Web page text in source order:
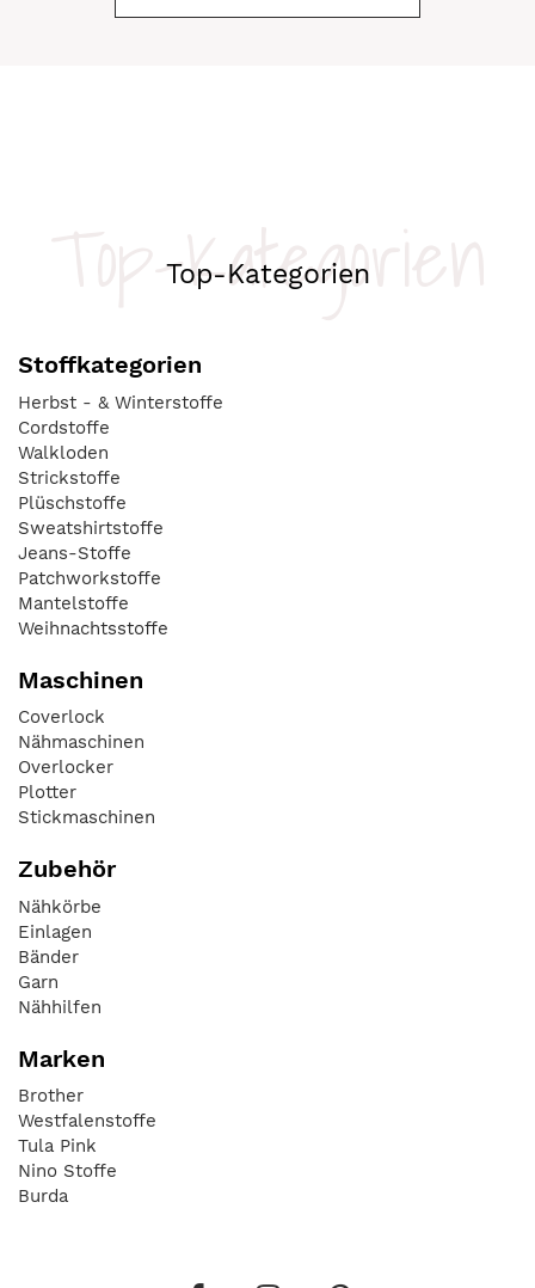
Top-Kategorien
Top-Kategorien
Stoffkategorien
Herbst - & Winterstoffe
Cordstoffe
Walkloden
Strickstoffe
Plüschstoffe
Sweatshirtstoffe
Jeans-Stoffe
Patchworkstoffe
Mantelstoffe
Weihnachtsstoffe
Maschinen
Coverlock
Nähmaschinen
Overlocker
Plotter
Stickmaschinen
Zubehör
Nähkörbe
Einlagen
Bänder
Garn
Nähhilfen
Marken
Brother
Westfalenstoffe
Tula Pink
Nino Stoffe
Burda